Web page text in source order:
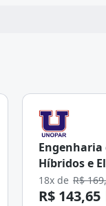
Engenharia
Híbridos e
18x de R$
R$ 143,65